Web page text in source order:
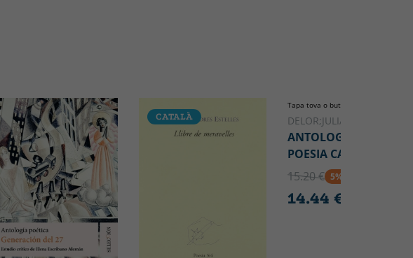
CATALÀ CATALÀ
Tapa tova o butxaca
DELOR;JULIA;GRIFOLL
ANTOLOGÍA DE LA
POESIA CATALANA
15.20 € 5% DTO
14.44 €